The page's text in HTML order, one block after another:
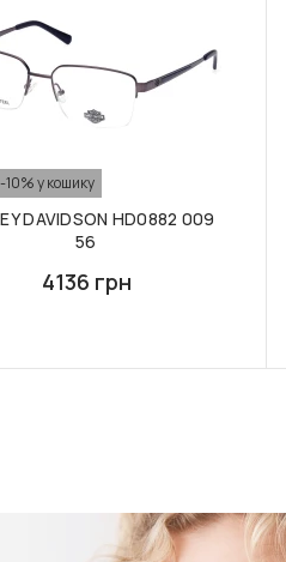
10% у кошику
DAVIDSON HD0882 009
56
4136 грн